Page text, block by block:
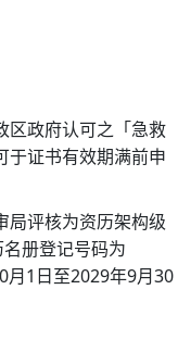
区政府认可之「急救
于证书有效期满前申
局评核为资历架构级
册登记号码为
月1日至2029年9月30
程
招
中
上